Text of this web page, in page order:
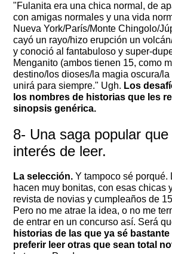
"Fulanita era una chica normal, de
con amigas normales y una vida
Nueva York/París/Monte Chingolo/
cayó un rayo/hizo erupción un
y conoció al fantabuloso y super-
Menganito (ambos tienen 15, como
destino/los dioses/la magia oscura/
unirá para siempre." Ugh. Los
los nombres de historias que les
sinopsis genérica.
8- Una saga popular
interés de leer.
La selección. Y tampoco sé porqué.
hacen muy bonitas, con esas chicas
revista de novias y cumpleaños de
Pero no me atrae la idea, o no me
de entrar en un concurso así. Será
historias de las que ya sé
preferir leer otras que sean total